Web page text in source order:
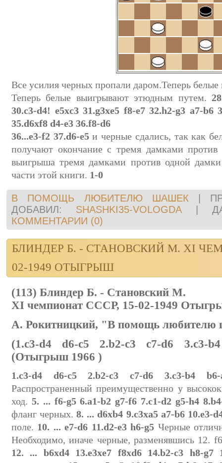
Все усилия черных пропали даром.Теперь
Теперь белые выигрывают этюдным путем.
30.c3-d4! e5xc3 31.g3xe5 f8-e7 32.h2-g3 a7-b6
35.d6xf8 d4-e3 36.f8-d6
36...e3-f2 37.d6-e5и черные сдались, так как
получают окончание с тремя дамками
выигрыша тремя дамками против одной дамки
части этой книги. 1-0
В ПОМОЩЬ ЛЮБИТЕЛЮ ШАШЕК
ДОБАВИЛ:
SHASHKI35-VOLOGDA|
КОММЕНТАРИИ (0)
БЛИНДЕР Б. - СТАНОВСКИЙ М. XI
02-1949 ОТЫГРЫШ
(113) Блиндер Б. - Становский М.
XI чемпионат СССР, 15-02-1949
A. Рокитницкий, "В помощь
(1.c3-d4 d6-c5 2.b2-c3 c7-d6 3.c3-
(Отыгрыш 1966 )
1.c3-d4 d6-c5 2.b2-c3 c7-d6 3.c3-b4
Распространенный преимущественно у
ход. 5. ... f6-g5 6.a1-b2 g7-f6 7.c1-d2 g5-h4
фланг черных.8. ... d6xb4 9.c3xa5 a7-b6 10.e3-
поле. 10. ... e7-d6 11.d2-e3 h6-g5 Черные
Необходимо, иначе черные, разменявшись 12.
12. ... b6xd4 13.e3xe7 f8xd6 14.b2-c3 h8-g7